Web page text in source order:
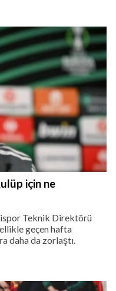
için ne
Teknik Direktörü
geçen hafta
daha da zorlaştı.